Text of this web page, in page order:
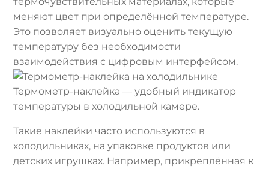
меняют цвет при определённой температуре.
Это позволяет визуально оценить текущую
температуру без необходимости
взаимодействия с цифровым интерфейсом.
Термометр-наклейка — удобный индикатор
температуры в холодильной камере.
Такие наклейки часто используются в
холодильниках, на упаковке продуктов или
детских игрушках. Например, прикреплённая к